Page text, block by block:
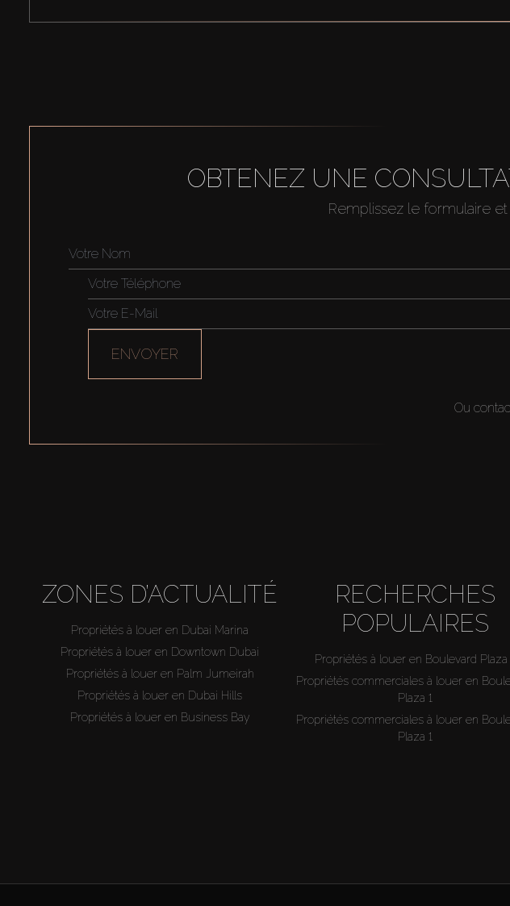
OBTENEZ UNE
Remplissez le formulaire
ENVOYER
Ou
ZONES D’ACTUALITÉ
Propriétés à louer en Dubai Marina
Propriétés à louer en Downtown Dubai
Propriétés à louer en Palm Jumeirah
Propriétés à louer en Dubai Hills
Propriétés à louer en Business Bay
RECHERCHES
POPULAIRES
Propriétés à louer en Boulevard Plaza
Propriétés commerciales à louer en
Plaza 1
Propriétés commerciales à louer en
Plaza 1